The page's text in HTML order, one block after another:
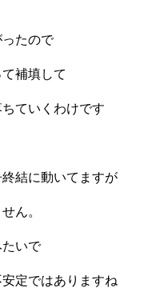
たので
補填して
ていくわけです
結に動いてますが
ん。
いで
定ではありますね